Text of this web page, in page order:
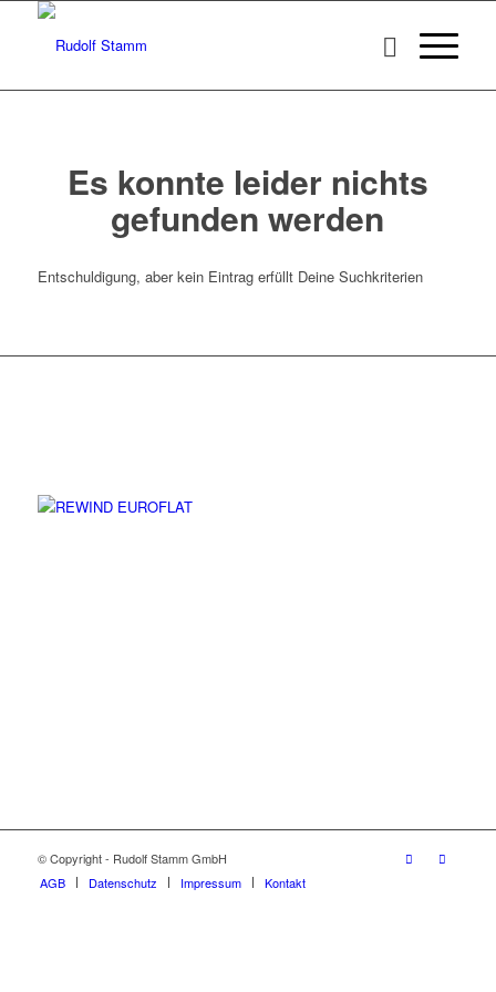
Es konnte leider nichts
gefunden werden
Entschuldigung, aber kein Eintrag erfüllt Deine Suchkriterien
© Copyright - Rudolf Stamm GmbH
AGB
Datenschutz Impressum Kontakt